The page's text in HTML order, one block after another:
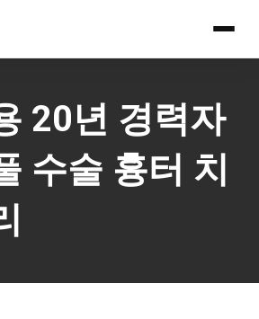
20년 경력자
수술 흉터 치